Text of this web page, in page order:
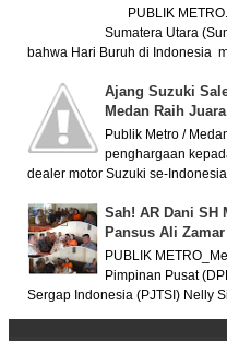
PUBLIK
Sumatera Utara
bahwa Hari Buruh di Indonesia
Ajang Suzuki
Medan Raih
Publik Metro /
penghargaan
dealer motor Suzuki se-Indonesia,
Sah! AR Dani SH
Pansus Ali
PUBLIK
Pimpinan Pusat
Sergap Indonesia (PJTSI) Nelly